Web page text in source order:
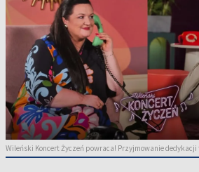
Wileński Koncert Życzeń powraca! Przyjmowanie dedykacji